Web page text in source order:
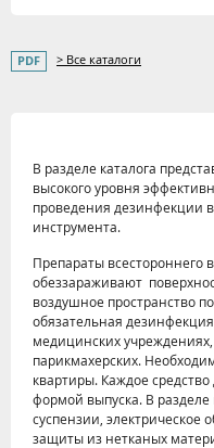
> Все каталоги
В разделе каталога
высокого уровня
проведения дезинфекции
инструмента.
Препараты всестороннего
обеззараживают
воздушное пространство
обязательная
медицинских учреждениях,
парикмахерских.
квартиры. Каждое
формой выпуска. В разделе
суспензии, электрическое
защиты из нетканых